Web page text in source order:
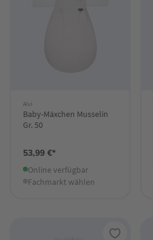
Alvi
Baby-Mäxchen Musselin
Gr. 50
53,99 €*
Online verfügbar
Fachmarkt wählen